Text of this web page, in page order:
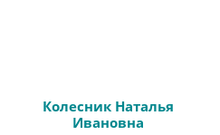
Колесник Наталья
Ивановна